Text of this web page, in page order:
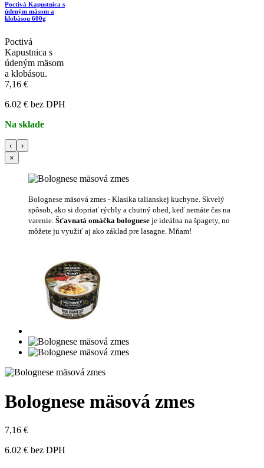
Poctivá Kapustnica s
údeným mäsom a
klobásou 600g
Poctivá
Kapustnica s
údeným mäsom
a klobásou.
7,16 €
6.02 € bez DPH
Na sklade
‹
›
×
Bolognese mäsová zmes - Klasika talianskej kuchyne. Skvelý
spôsob, ako si dopriať rýchly a chutný obed, keď nemáte čas na
varenie. Šťavnatá omáčka bolognese je ideálna na špagety, no
môžete ju využiť aj ako základ pre lasagne. Mňam!
Bolognese mäsová zmes
7,16 €
6.02 € bez DPH